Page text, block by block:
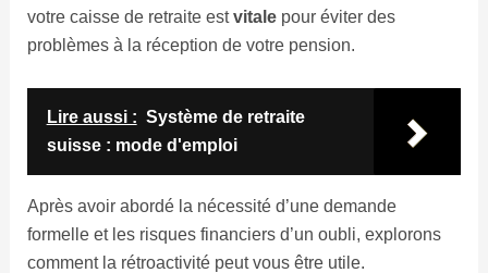
votre caisse de retraite estvitalepour éviter des
problèmes à la réception de votre pension.
Lire aussi : Système de retraite
suisse : mode d'emploi
Après avoir abordé la nécessité d’une demande
formelle et les risques financiers d’un oubli, explorons
comment la rétroactivité peut vous être utile.